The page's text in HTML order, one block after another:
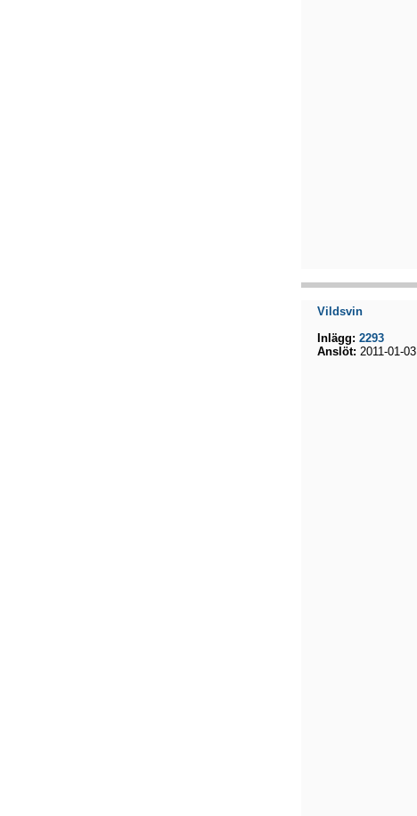
Vildsvin
Inlägg: 2293
Anslöt: 2011-01-03